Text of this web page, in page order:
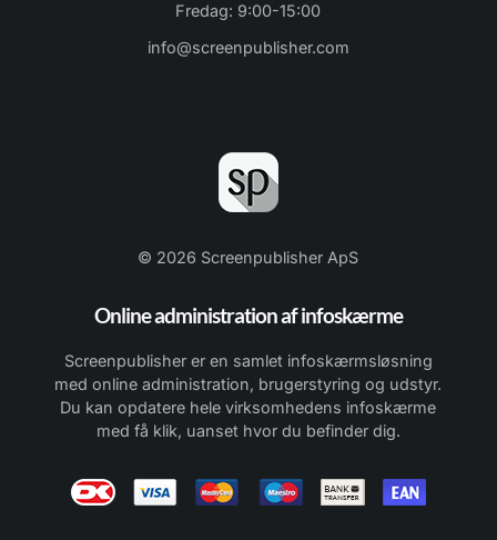
Fredag: 9:00-15:00
info@screenpublisher.com
© 2026 Screenpublisher ApS
Online administration af infoskærme
Screenpublisher er en samlet infoskærmsløsning
med online administration, brugerstyring og udstyr.
Du kan opdatere hele virksomhedens infoskærme
med få klik, uanset hvor du befinder dig.